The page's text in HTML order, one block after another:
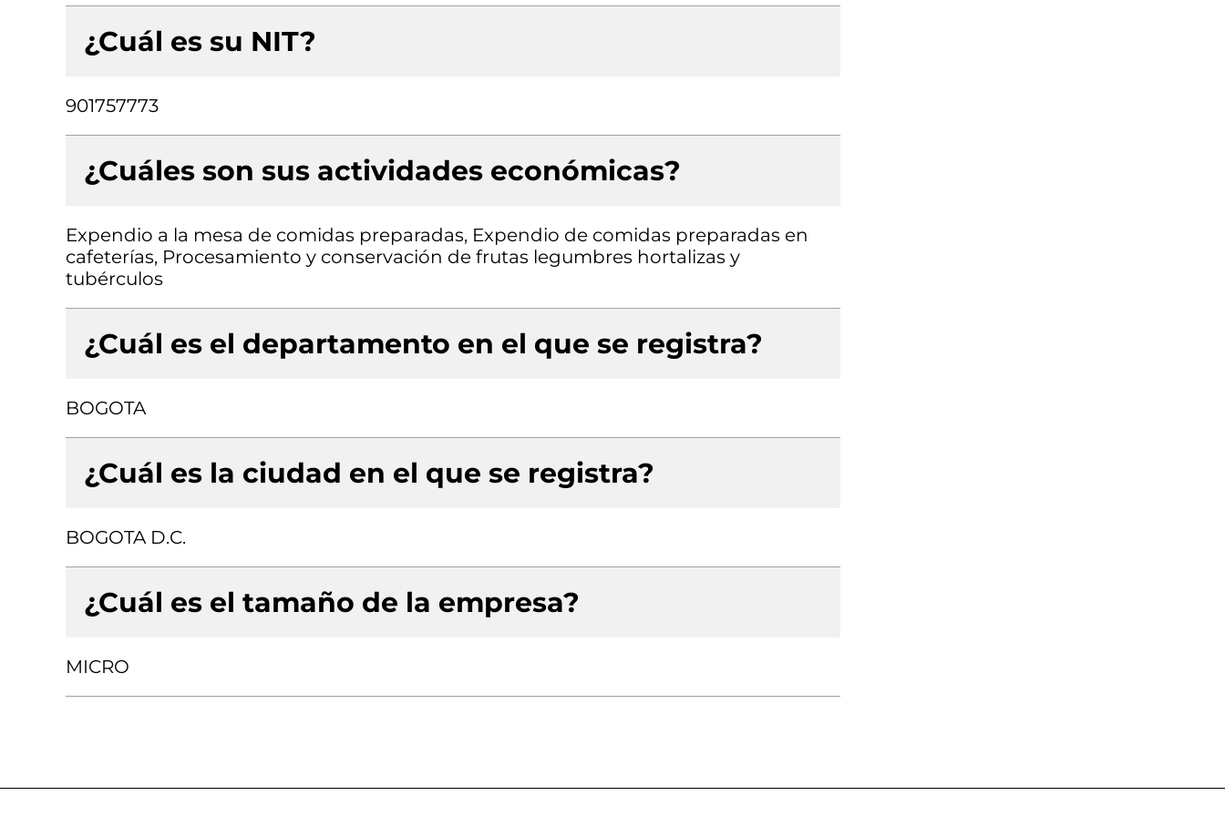
¿Cuál es su NIT?
901757773
¿Cuáles son sus actividades económicas?
Expendio a la mesa de comidas preparadas, Expendio de comidas preparadas en
cafeterías, Procesamiento y conservación de frutas legumbres hortalizas y
tubérculos
¿Cuál es el departamento en el que se registra?
BOGOTA
¿Cuál es la ciudad en el que se registra?
BOGOTA D.C.
¿Cuál es el tamaño de la empresa?
MICRO